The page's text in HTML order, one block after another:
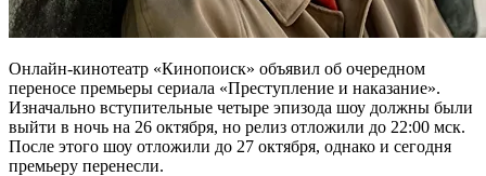
Онлайн-кинотеатр «Кинопоиск» объявил об очередном
переносе премьеры сериала «Преступление и наказание».
Изначально вступительные четыре эпизода шоу должны были
выйти в ночь на 26 октября, но релиз отложили до 22:00 мск.
После этого шоу отложили до 27 октября, однако и сегодня
премьеру перенесли.